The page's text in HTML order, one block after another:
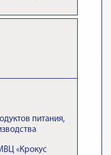
питания,
«Крокус